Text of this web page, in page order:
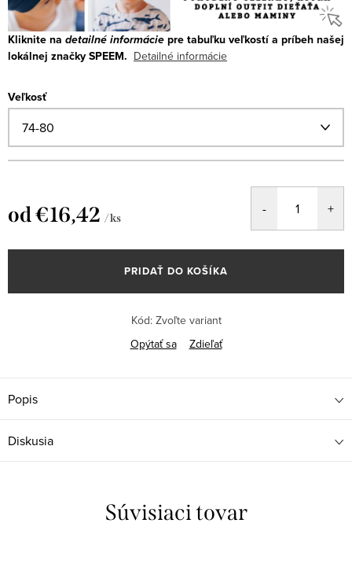
Kliknite na detailné informácie pre tabuľku veľkostí a príbeh našej
lokálnej značky SPEEM. Detailné informácie
Veľkosť
od€16,42 / ks
cena:
PRIDAŤ DO KOŠÍKA
Kód: Zvoľte variant
Opýtať sa
Zdieľať
Popis
Diskusia
Súvisiaci tovar